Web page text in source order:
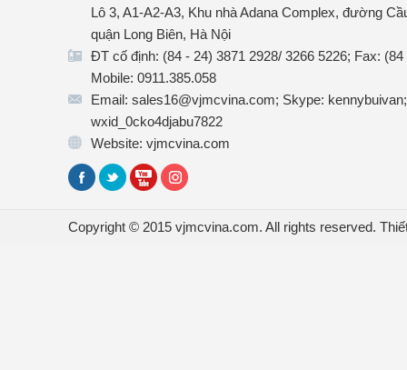
Lô 3, A1-A2-A3, Khu nhà Adana Complex, đường
quận Long Biên, Hà Nội
ĐT cố định: (84 - 24) 3871 2928/ 3266 5226; Fax:
Mobile: 0911.385.058
Email: sales16@vjmcvina.com; Skype:
wxid_0cko4djabu7822
Website: vjmcvina.com
Copyright © 2015 vjmcvina.com. All rights reserved.